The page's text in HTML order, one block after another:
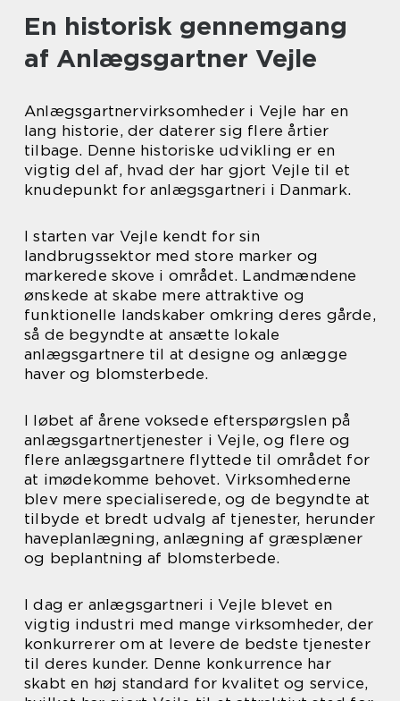
En historisk gennemgang
af Anlægsgartner Vejle
Anlægsgartnervirksomheder i Vejle har en
lang historie, der daterer sig flere årtier
tilbage. Denne historiske udvikling er en
vigtig del af, hvad der har gjort Vejle til et
knudepunkt for anlægsgartneri i Danmark.
I starten var Vejle kendt for sin
landbrugssektor med store marker og
markerede skove i området. Landmændene
ønskede at skabe mere attraktive og
funktionelle landskaber omkring deres gårde,
så de begyndte at ansætte lokale
anlægsgartnere til at designe og anlægge
haver og blomsterbede.
I løbet af årene voksede efterspørgslen på
anlægsgartnertjenester i Vejle, og flere og
flere anlægsgartnere flyttede til området for
at imødekomme behovet. Virksomhederne
blev mere specialiserede, og de begyndte at
tilbyde et bredt udvalg af tjenester, herunder
haveplanlægning, anlægning af græsplæner
og beplantning af blomsterbede.
I dag er anlægsgartneri i Vejle blevet en
vigtig industri med mange virksomheder, der
konkurrerer om at levere de bedste tjenester
til deres kunder. Denne konkurrence har
skabt en høj standard for kvalitet og service,